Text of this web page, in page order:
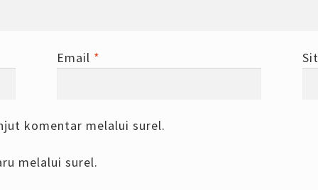
Email *
komentar melalui surel.
melalui surel.